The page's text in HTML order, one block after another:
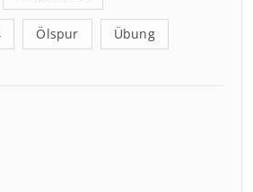
Ölspur Übung